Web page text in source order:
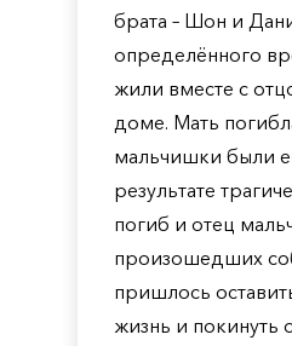
брата – Шон и
определённого
жили вместе с
доме. Мать
мальчишки были
результате
погиб и отец
произошедших
пришлось
жизнь и покинуть